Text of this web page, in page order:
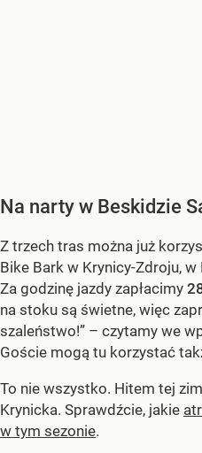
Na narty w Beskidzie
Z trzech tras można już
Bike Bark w Krynicy-Zdroju,
Za godzinę jazdy zapłacimy
na stoku są świetne, więc
szaleństwo!” – czytamy we
Goście mogą tu korzystać
To nie wszystko. Hitem tej
Krynicka. Sprawdźcie, jakie
w tym sezonie.